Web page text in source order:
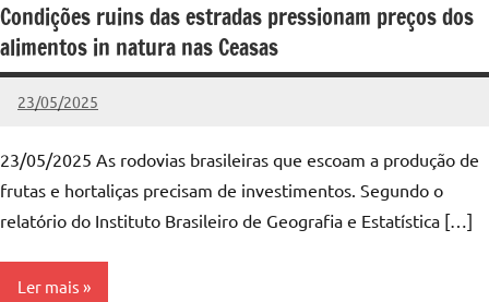
Condições ruins das estradas pressionam preços dos
alimentos in natura nas Ceasas
23/05/2025
admin
Nenhum
23/05/2025 As rodovias brasileiras que escoam a produção de
frutas e hortaliças precisam de investimentos. Segundo o
relatório do Instituto Brasileiro de Geografia e Estatística […]
Ler mais